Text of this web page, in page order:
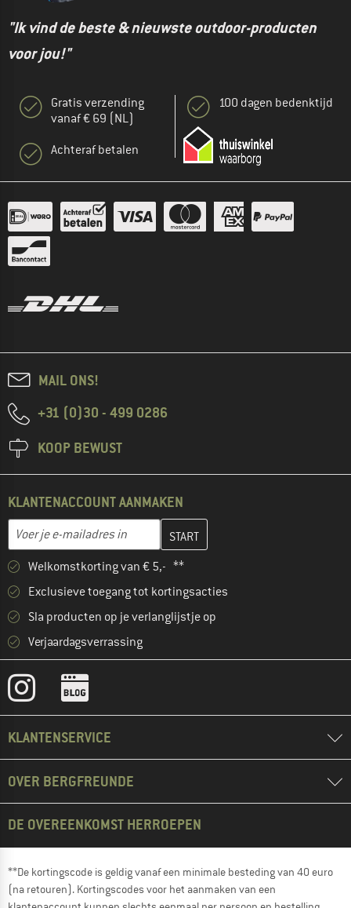
"Ik vind de beste & nieuwste outdoor-producten
voor jou!"
Gratis verzending
vanaf € 69 (NL)
Achteraf betalen
100 dagen bedenktijd
MAIL ONS!
+31 (0)30 - 499 0286
KOOP BEWUST
KLANTENACCOUNT AANMAKEN
E-mailadres
Vul je e-mailadres hier in en maak in de volgende stap je
Welkomstkorting van € 5,- **
Exclusieve toegang tot kortingsacties
Sla producten op je verlanglijstje op
Verjaardagsverrassing
KLANTENSERVICE
OVER BERGFREUNDE
DE OVEREENKOMST HERROEPEN
**De kortingscode is geldig vanaf een minimale besteding van 40 euro
(na retouren). Kortingscodes voor het aanmaken van een